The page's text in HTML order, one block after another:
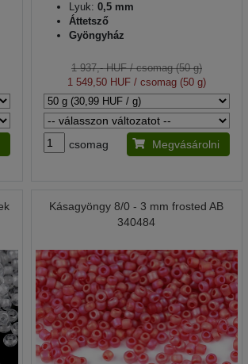
Lyuk: 0,5 mm
Áttetsző
Gyöngyház
1 937,- HUF/ csomag (50 g)
1 549,50 HUF/ csomag (50 g)
csomag Megvásárolni
Kásagyöngy 8/0 - 3 mm frosted AB
340484